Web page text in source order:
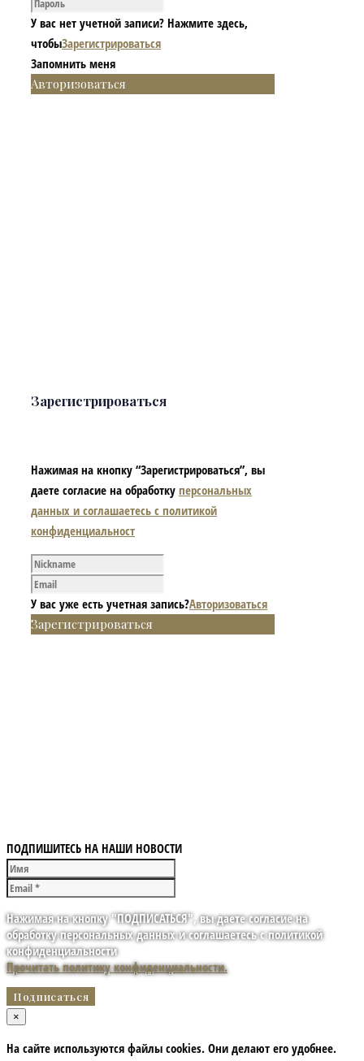
У вас нет учетной записи? Нажмите здесь,
чтобыЗарегистрироваться
Запомнить меня
Авторизоваться
Зарегистрироваться
Нажимая на кнопку “Зарегистрироваться”, вы
даете согласие на обработку персональных
данных и соглашаетесь с политикой
конфиденциальност
У вас уже есть учетная запись?Авторизоваться
Зарегистрироваться
ПОДПИШИТЕСЬ НА НАШИ НОВОСТИ
Нажимая на кнопку "ПОДПИСАТЬСЯ", вы даете согласие на
обработку персональных данных и соглашаетесь с политикой
конфиденциальности
Прочитать политику конфиденциальности.
×
На сайте используются файлы cookies. Они делают его удобнее.